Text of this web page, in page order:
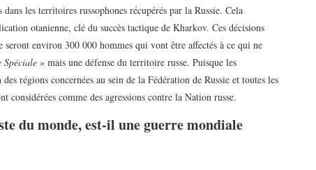
les territoires russophones récupérés par la Russie. Cela
otanienne, clé du succès tactique de Kharkov. Ces décisions
seront environ 300 000 hommes qui vont être affectés à ce qui ne
» mais une défense du territoire russe. Puisque les
régions concernées au sein de la Fédération de Russie et toutes les
considérées comme des agressions contre la Nation russe.
du monde, est-il une guerre mondiale